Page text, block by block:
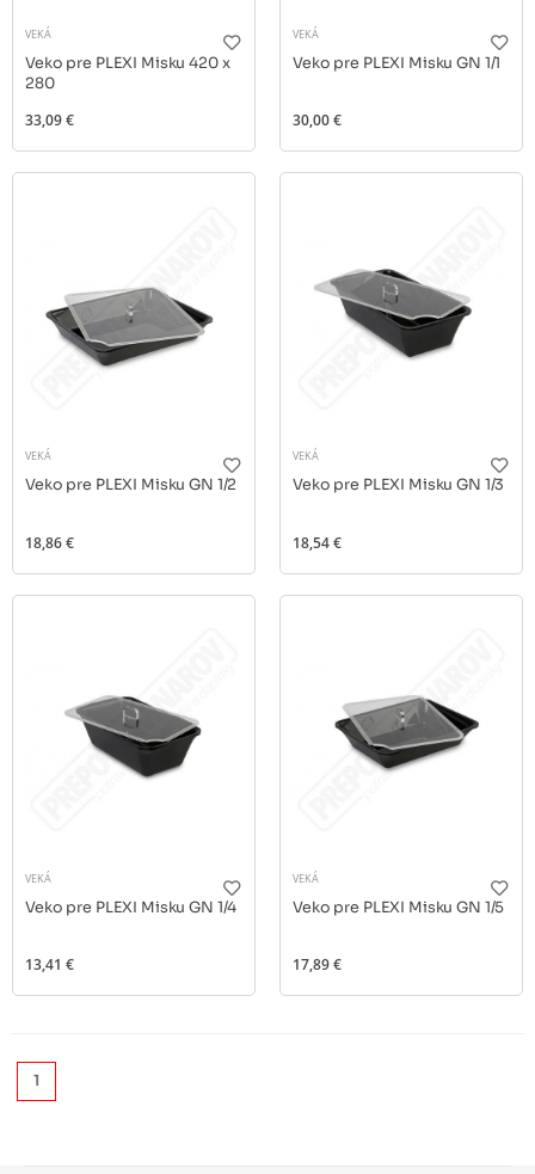
VEKÁ
Veko pre PLEXI Misku 420 x
280
33,09 €
VEKÁ
Veko pre PLEXI Misku GN 1/1
30,00 €
VEKÁ
Veko pre PLEXI Misku GN 1/2
18,86 €
VEKÁ
Veko pre PLEXI Misku GN 1/3
18,54 €
VEKÁ
Veko pre PLEXI Misku GN 1/4
13,41 €
VEKÁ
Veko pre PLEXI Misku GN 1/5
17,89 €
1